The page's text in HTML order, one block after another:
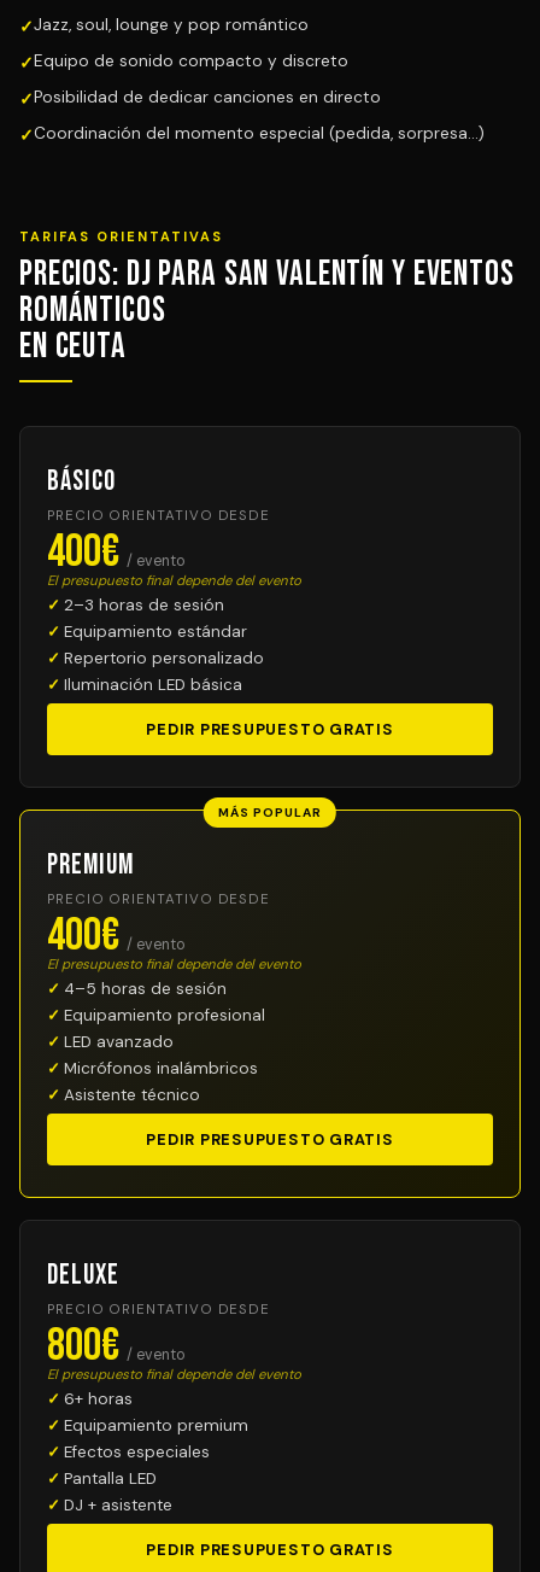
Jazz, soul, lounge y pop romántico
Equipo de sonido compacto y discreto
Posibilidad de dedicar canciones en directo
Coordinación del momento especial (pedida, sorpresa...)
TARIFAS ORIENTATIVAS
Precios: DJ para San Valentín y Eventos
Románticos
en Ceuta
Básico
PRECIO ORIENTATIVO DESDE
400€ / evento
El presupuesto final depende del evento
2–3 horas de sesión
Equipamiento estándar
Repertorio personalizado
Iluminación LED básica
PEDIR PRESUPUESTO GRATIS
MÁS POPULAR
Premium
PRECIO ORIENTATIVO DESDE
400€ / evento
El presupuesto final depende del evento
4–5 horas de sesión
Equipamiento profesional
LED avanzado
Micrófonos inalámbricos
Asistente técnico
PEDIR PRESUPUESTO GRATIS
Deluxe
PRECIO ORIENTATIVO DESDE
800€ / evento
El presupuesto final depende del evento
6+ horas
Equipamiento premium
Efectos especiales
Pantalla LED
DJ + asistente
PEDIR PRESUPUESTO GRATIS